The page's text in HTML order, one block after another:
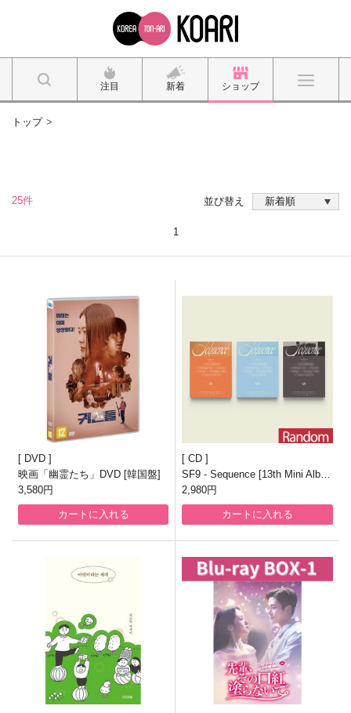
注目 新着 ショップ
トップ
25件
1
並び替え
DVD
映画「幽霊たち」DVD [韓国盤]
3,580円
カートに入れる
CD
SF9 - Sequence [13th Mini Albu
m/3種のうち1種ランダム発送]
2,980円
カートに入れる